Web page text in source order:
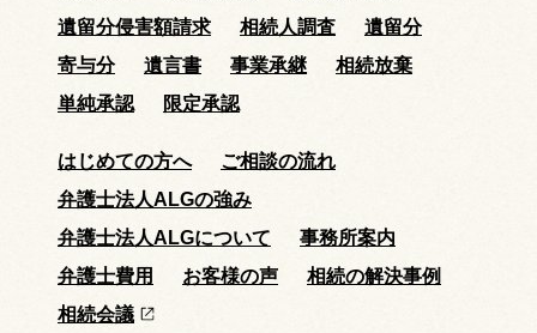
遺留分侵害額請求
相続人調査
遺留分
寄与分
遺言書 事業承継
相続放棄
単純承認
限定承認
はじめての方へ
ご相談の流れ
弁護士法人ALGの強み
弁護士法人ALGについて
事務所案内
弁護士費用
お客様の声
相続の解決事例
相続会議